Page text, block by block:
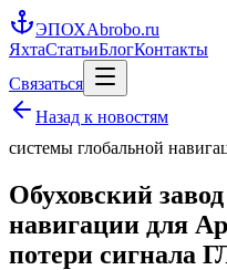
ЭПОХАbrobo.ru
ЯхтаСтатьиБлогКонтакты
Связаться
Назад к новостям
системы глобальной
Обуховский
навигации для
потери сигнала